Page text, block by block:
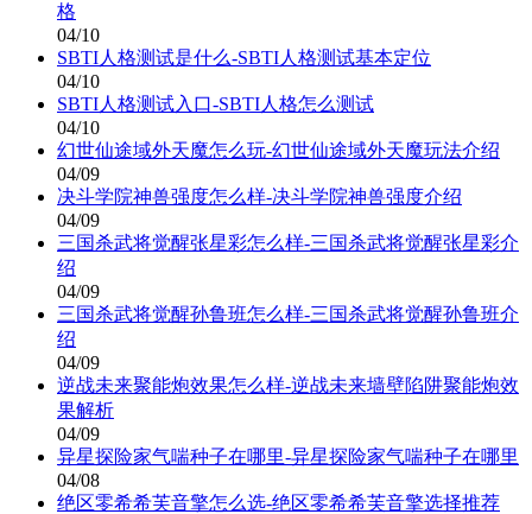
格
04/10
SBTI人格测试是什么-SBTI人格测试基本定位
04/10
SBTI人格测试入口-SBTI人格怎么测试
04/10
幻世仙途域外天魔怎么玩-幻世仙途域外天魔玩法介绍
04/09
决斗学院神兽强度怎么样-决斗学院神兽强度介绍
04/09
三国杀武将觉醒张星彩怎么样-三国杀武将觉醒张星彩介
绍
04/09
三国杀武将觉醒孙鲁班怎么样-三国杀武将觉醒孙鲁班介
绍
04/09
逆战未来聚能炮效果怎么样-逆战未来墙壁陷阱聚能炮效
果解析
04/09
异星探险家气喘种子在哪里-异星探险家气喘种子在哪里
04/08
绝区零希希芙音擎怎么选-绝区零希希芙音擎选择推荐